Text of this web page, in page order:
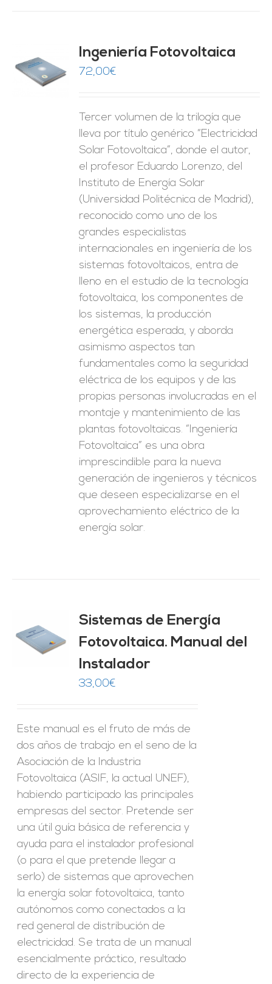
Ingeniería Fotovoltaica
72,00€
Tercer volumen de la trilogía que
lleva por título genérico “Electricidad
Solar Fotovoltaica”, donde el autor,
el profesor Eduardo Lorenzo, del
Instituto de Energía Solar
(Universidad Politécnica de Madrid),
reconocido como uno de los
grandes especialistas
internacionales en ingeniería de los
sistemas fotovoltaicos, entra de
lleno en el estudio de la tecnología
fotovoltaica, los componentes de
los sistemas, la producción
energética esperada, y aborda
asimismo aspectos tan
fundamentales como la seguridad
eléctrica de los equipos y de las
propias personas involucradas en el
montaje y mantenimiento de las
plantas fotovoltaicas. “Ingeniería
Fotovoltaica” es una obra
imprescindible para la nueva
generación de ingenieros y técnicos
que deseen especializarse en el
aprovechamiento eléctrico de la
energía solar.
de 5
Sistemas de Energía
Fotovoltaica. Manual del
Instalador
33,00€
Este manual es el fruto de más de
dos años de trabajo en el seno de la
Asociación de la Industria
Fotovoltaica (ASIF, la actual UNEF),
habiendo participado las principales
empresas del sector. Pretende ser
una útil guía básica de referencia y
ayuda para el instalador profesional
(o para el que pretende llegar a
serlo) de sistemas que aprovechen
la energía solar fotovoltaica, tanto
autónomos como conectados a la
red general de distribución de
electricidad. Se trata de un manual
esencialmente práctico, resultado
directo de la experiencia de